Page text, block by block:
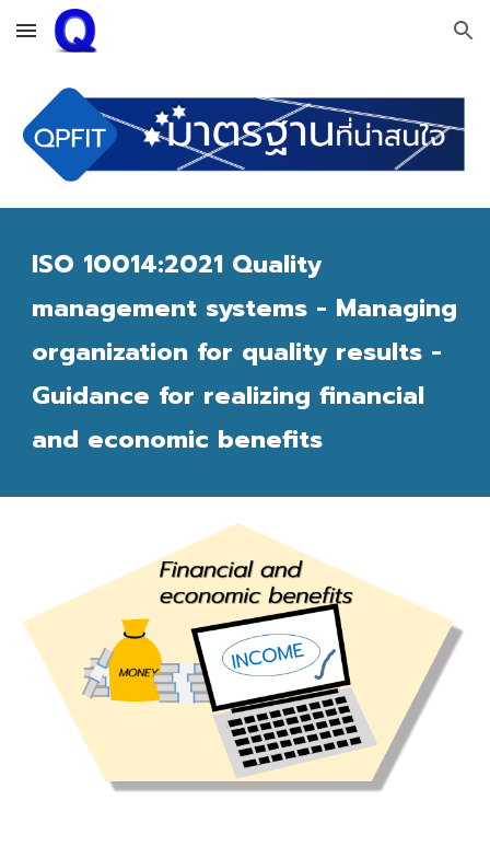
Skip to main content Skip to navigation
ISO 10014:2021 Quality
management systems - Managing
organization for quality results -
Guidance for realizing financial
and economic benefits